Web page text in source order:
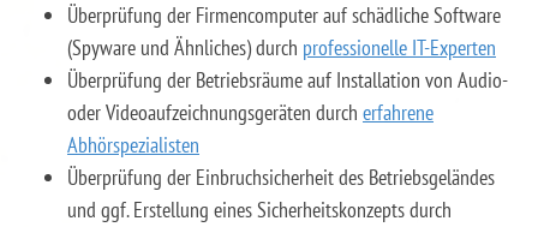
Überprüfung der Firmencomputer auf schädliche Software
(Spyware und Ähnliches) durch professionelle IT-Experten
Überprüfung der Betriebsräume auf Installation von Audio-
oder Videoaufzeichnungsgeräten durch erfahrene
Abhörspezialisten
Überprüfung der Einbruchsicherheit des Betriebsgeländes
und ggf. Erstellung eines Sicherheitskonzepts durch